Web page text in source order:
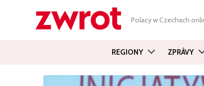
Polacy w Czechach
REGIONY ZPRÁVY